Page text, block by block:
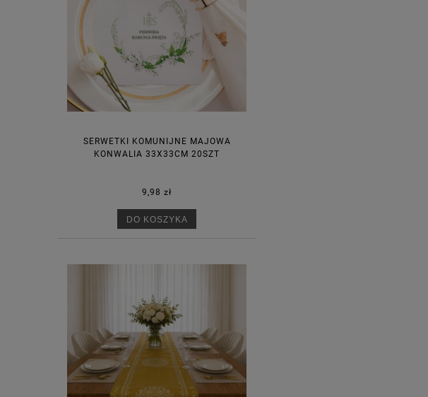
SERWETKI KOMUNIJNE MAJOWA
KONWALIA 33X33CM 20SZT
9,98 zł
DO KOSZYKA